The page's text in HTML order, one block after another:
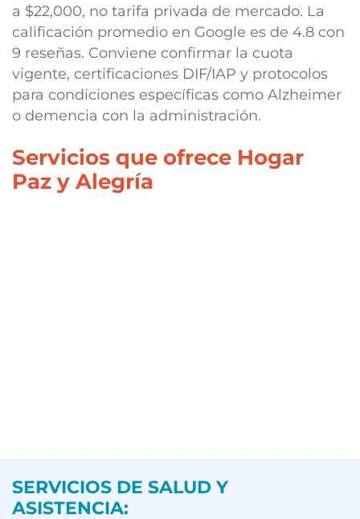
a $22,000, no tarifa privada de mercado. La
calificación promedio en Google es de 4.8 con
9 reseñas. Conviene confirmar la cuota
vigente, certificaciones DIF/IAP y protocolos
para condiciones específicas como Alzheimer
o demencia con la administración.
Servicios que ofrece Hogar
Paz y Alegría
SERVICIOS DE SALUD Y
ASISTENCIA: